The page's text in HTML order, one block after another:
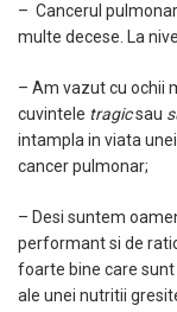
– Cancerul
multe decese. La
– Am vazut cu ochii
cuvintele tragicsau
intampla in viata
cancer pulmonar;
– Desi suntem
performant si de
foarte bine care
ale unei nutritii